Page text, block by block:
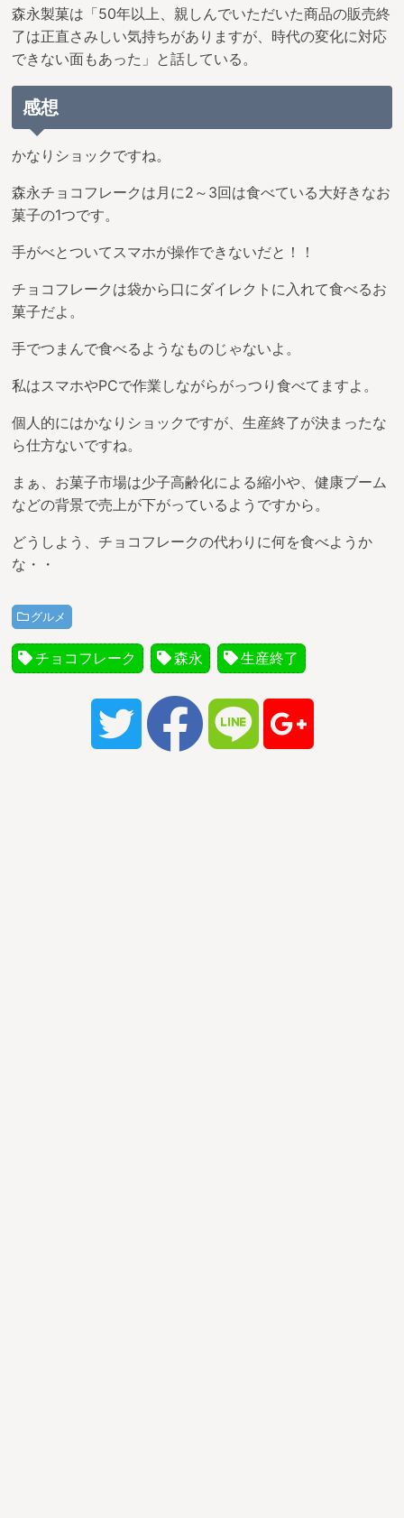
森永製菓は「50年以上、親しんでいただいた商品の販売終
了は正直さみしい気持ちがありますが、時代の変化に対応
できない面もあった」と話している。
感想
かなりショックですね。
森永チョコフレークは月に2～3回は食べている大好きなお
菓子の1つです。
手がべとついてスマホが操作できないだと！！
チョコフレークは袋から口にダイレクトに入れて食べるお
菓子だよ。
手でつまんで食べるようなものじゃないよ。
私はスマホやPCで作業しながらがっつり食べてますよ。
個人的にはかなりショックですが、生産終了が決まったな
ら仕方ないですね。
まぁ、お菓子市場は少子高齢化による縮小や、健康ブーム
などの背景で売上が下がっているようですから。
どうしよう、チョコフレークの代わりに何を食べようか
な・・
グルメ
チョコフレーク 森永 生産終了